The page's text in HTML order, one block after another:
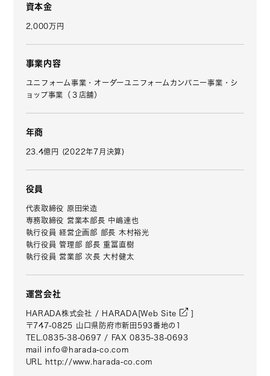
資本金
2,000万円
事業内容
ユニフォーム事業・オーダーユニフォームカンパニー事業・シ
ョップ事業（３店舗）
年商
23.4億円 (2022年7月決算)
役員
代表取締役 原田栄造
専務取締役 営業本部長 中嶋達也
執行役員 経営企画部 部長 木村裕光
執行役員 管理部 部長 重冨直樹
執行役員 営業部 次長 大村健太
運営会社
HARADA株式会社 / HARADA[Web Site
]
〒747-0825 山口県防府市新田593番地の1
TEL.0835-38-0697 / FAX 0835-38-0693
mail info＠harada-co.com
URL
http://www.harada-co.com